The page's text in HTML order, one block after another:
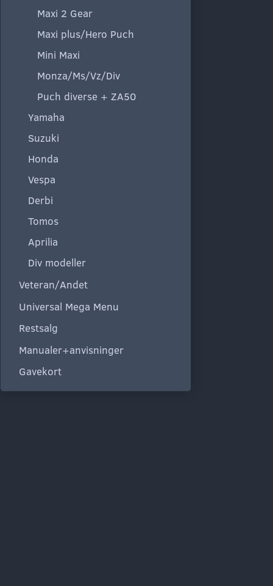
Maxi 2 Gear
Maxi plus/Hero Puch
Mini Maxi
Monza/Ms/Vz/Div
Puch diverse + ZA50
Yamaha
Suzuki
Honda
Vespa
Derbi
Tomos
Aprilia
Div modeller
Veteran/Andet
Universal Mega Menu
Restsalg
Manualer+anvisninger
Gavekort